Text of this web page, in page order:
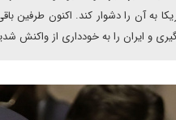
به آن را دشوار کند. اکنون طرفین
و ایران را به خودداری از واکنش